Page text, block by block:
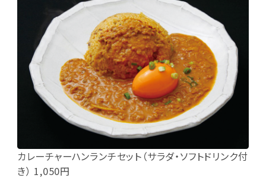
カレーチャーハンランチセット（サラダ・ソフトドリンク付
き） 1,050円